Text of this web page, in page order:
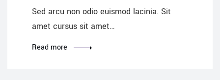
Sed arcu non odio euismod lacinia. Sit
amet cursus sit amet…
Read more